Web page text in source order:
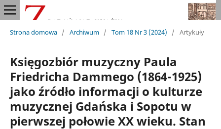
Strona domowa / Archiwum / Tom 18 Nr 3 (2024) / Artykuły
Księgozbiór muzyczny Paula
Friedricha Dammego (1864-1925)
jako źródło informacji o kulturze
muzycznej Gdańska i Sopotu w
pierwszej połowie XX wieku. Stan